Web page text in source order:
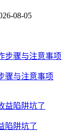
08-05
骤与注意事项
陷阱坑了